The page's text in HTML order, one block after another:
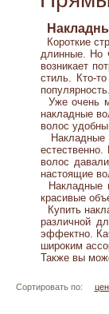
Короткие
длинные. Но
возникает
стиль. Кто-
популярность.
Уже очень
накладные
волос
Накладные
волос
настоящие
Накладные
красивые
Купить
различной
эффектно.
широким
Также вы
Сортировать по: